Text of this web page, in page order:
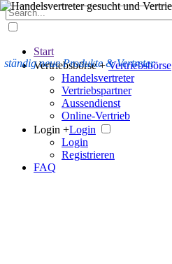
ständig neue Produkte & Vertreter
Start
Vertriebsbörse + Vertriebsbörse
Handelsvertreter
Vertriebspartner
Aussendienst
Online-Vertrieb
Login +Login
Login
Registrieren
FAQ